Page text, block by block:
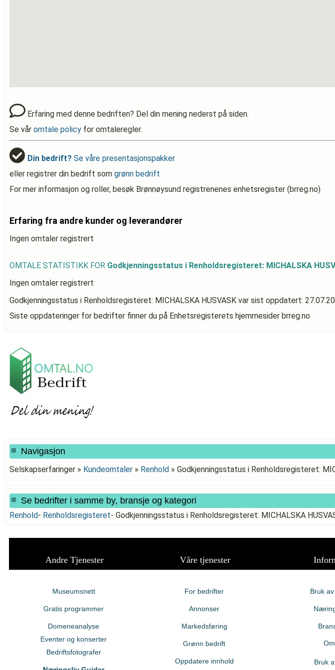
Erfaring med denne bedriften? Del din mening nederst på siden.
Se vår omtale policy for omtaleregler.
Din bedrift? Se våre presentasjonspakker
eller registrer din bedrift som grønn bedrift
For mer informasjon og roller, besøk Brønnøysund registrenenes enhetsregister (brreg.no)
Erfaring fra andre kunder og leverandører
Ingen omtaler registrert
OMTALE STATISTIKK FOR Godkjenningsstatus i Renholdsregisteret: MICHALSKA
Ingen omtaler registrert
Godkjenningsstatus i Renholdsregisteret: MICHALSKA HUSVASK var sist oppdatert:
Siste oppdateringer for bedrifter finner du på Enhetsregisterets hjemmesider brreg.no
Navigasjon
Selskapserfaringer » Kundeomtaler » Renhold » Godkjenningsstatus i Renholdsregisteret:
Se bedrifter i samme by, bransje og kategori
Renhold- Renholdsregisteret- Godkjenningsstatus i Renholdsregisteret: MICHALSKA
Andre Tjenester Våre tjenester
Museumsnett
Gratis programmer
Domeneanalyse
Eventer og konserter
Bedriftsfotografer
For bedrifter
Annonser
Markedsføring
Grønn bedrift
Oppdatere innhold
Bruk
Bruk